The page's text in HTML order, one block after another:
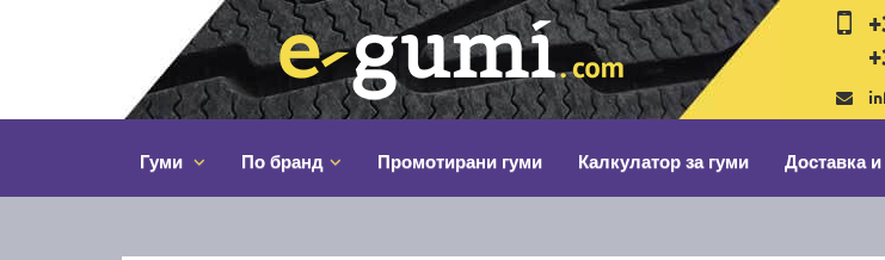
Гуми По бранд Промотирани гуми Калкулатор за гуми Доставка